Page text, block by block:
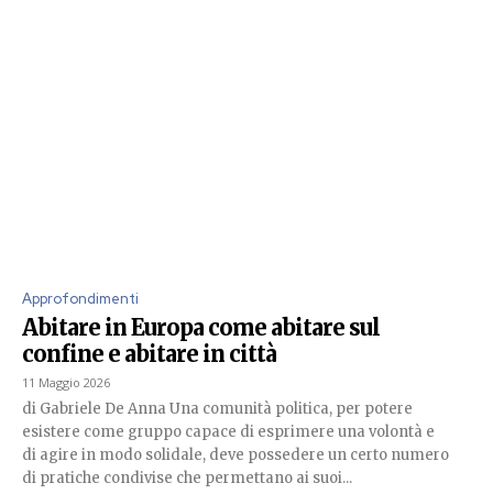
Approfondimenti
Abitare in Europa come abitare sul
confine e abitare in città
11 Maggio 2026
di Gabriele De Anna Una comunità politica, per potere
esistere come gruppo capace di esprimere una volontà e
di agire in modo solidale, deve possedere un certo numero
di pratiche condivise che permettano ai suoi...